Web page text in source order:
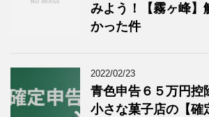
みよう！【霧ヶ峰】
かった件
2022/02/23
青色申告６５万円控
小さな菓子店の【確